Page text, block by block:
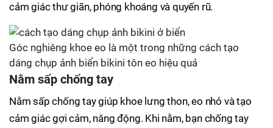
cảm giác thư giãn, phóng khoáng và quyến rũ.
Góc nghiêng khoe eo là một trong những cách tạo
dáng chụp ảnh biển bikini tôn eo hiệu quả
Nằm sấp chống tay
Nằm sấp chống tay giúp khoe lưng thon, eo nhỏ và tạo
cảm giác gợi cảm, năng động. Khi nằm, bạn chống tay